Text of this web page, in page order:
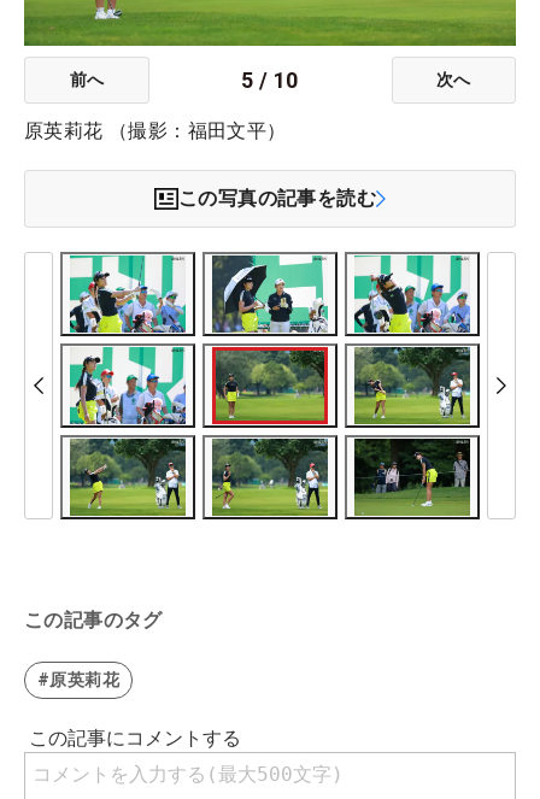
前へ 5 / 10 次へ
原英莉花 （撮影：福田文平）
この写真の記事を読む
この記事のタグ
#原英莉花